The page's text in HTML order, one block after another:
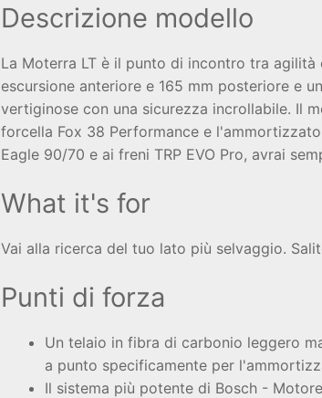
Descrizione modello
La Moterra LT è il punto di incontro tra
escursione anteriore e 165 mm posteriore e
vertiginose con una sicurezza incrollabile. Il
forcella Fox 38 Performance e
Eagle 90/70 e ai freni TRP EVO Pro, avrai
What it's for
Vai alla ricerca del tuo lato più selvaggio.
Punti di forza
Un telaio in fibra di carbonio leggero
a punto specificamente per
Il sistema più potente di Bosch -